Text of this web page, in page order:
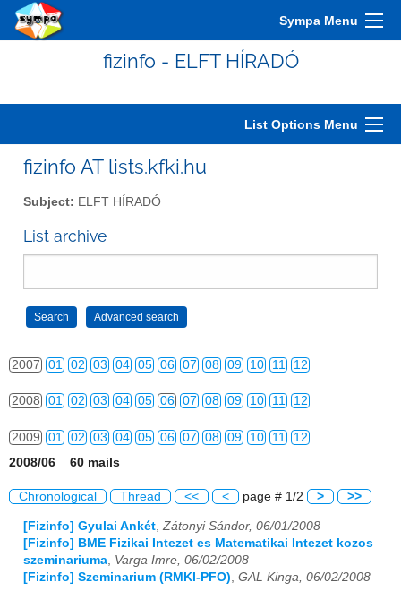
Sympa Menu
fizinfo - ELFT HÍRADÓ
List Options Menu
fizinfo AT lists.kfki.hu
Subject: ELFT HÍRADÓ
List archive
2001 01 02 03 04 05 06 07 08 09 10 11 12
2004 01 02 03 04 05 06 07 08 09 10 11 12
2005 01 02 03 04 05 06 07 08 09 10 11 12
2006 01 02 03 04 05 06 07
2007 01 02 03 04 05 06 07 08 09 10 11 12
2008 01 02 03 04 05 06 07 08 09 10 11 12
2009 01 02 03 04 05 06 07 08 09 10 11 12
2012 01 02 03 04 05 06 07 08 09 10 11 12
2013 01 02 03 04 05 06 07 08 09 10 11 12
2008/06 60 mails
Chronological Thread << < page # 1/2 > >>
[Fizinfo] Gyulai Ankét Zátonyi Sándor, 06/01/2008
[Fizinfo] BME Fizikai Intezet es Matematikai Intezet kozos
szeminariuma Varga Imre, 06/02/2008
[Fizinfo] Szeminarium (RMKI-PFO) GAL Kinga, 06/02/2008